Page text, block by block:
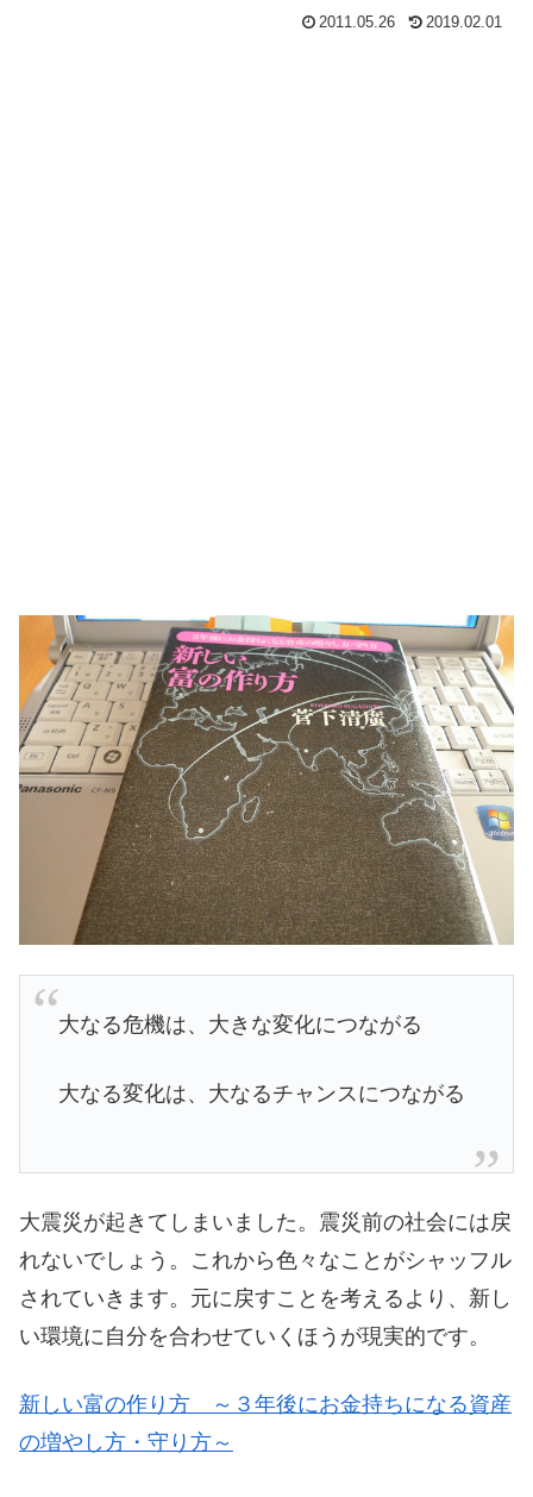
2011.05.26 2019.02.01
大なる危機は、大きな変化につながる
大なる変化は、大なるチャンスにつながる
大震災が起きてしまいました。震災前の社会には戻
れないでしょう。これから色々なことがシャッフル
されていきます。元に戻すことを考えるより、新し
い環境に自分を合わせていくほうが現実的です。
新しい富の作り方 ～３年後にお金持ちになる資産
の増やし方・守り方～